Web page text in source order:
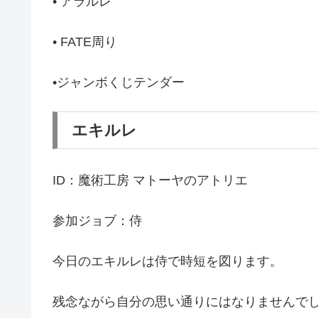
• FATE周り
•ジャンボくじテンダー
エキルレ
ID：魔術工房 マトーヤのアトリエ
参加ジョブ：侍
今日のエキルレは侍で時短を図ります。
残念ながら自分の思い通りにはなりませんで